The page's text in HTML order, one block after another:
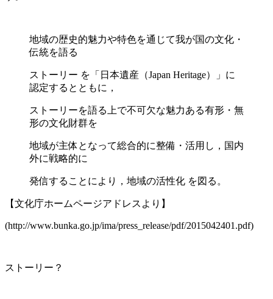
地域の歴史的魅力や特色を通じて我が国の文化・
伝統を語る
ストーリー を「日本遺産（Japan Heritage）」に
認定するとともに，
ストーリーを語る上で不可欠な魅力ある有形・無
形の文化財群を
地域が主体となって総合的に整備・活用し，国内
外に戦略的に
発信することにより，地域の活性化 を図る。
【文化庁ホームページアドレスより】
(http://www.bunka.go.jp/ima/press_release/pdf/2015042401.pdf)
ストーリー？